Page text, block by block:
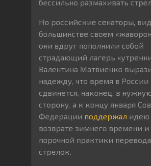
бессильно размахивать
Но российские сенаторы,
большинстве своем
они вдруг пополнили собой
страдающий лагерь
Валентина Матвиенко
надежду, что время в России
сдвинется, наконец, в
сторону, а к концу января
Федерации поддержал идею
возврате зимнего времени и
порочной практики перевода
стрелок.